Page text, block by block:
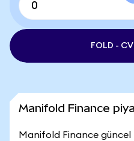
FOLD -
Manifold Finance
Manifold Finance güncel